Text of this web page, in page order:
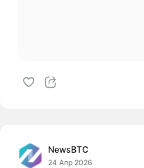
NewsBTC
24 Апр 2026